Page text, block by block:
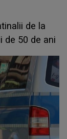
de la
de 50 de ani